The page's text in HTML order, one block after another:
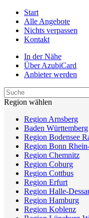
Start
Alle Angebote
Nichts verpassen
Kontakt
In der Nähe
Über AzubiCard
Anbieter werden
Region wählen
Region Arnsberg
Baden Württemberg
Region Bodensee
Region Bonn
Region Chemnitz
Region Coburg
Region Cottbus
Region Erfurt
Region Halle-
Region Hamburg
Region Koblenz